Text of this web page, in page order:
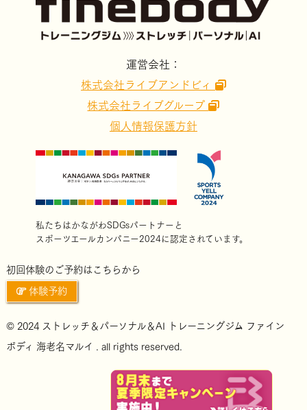
運営会社：
株式会社ライブアンドビィ
株式会社ライブグループ
個人情報保護方針
私たちはかながわSDGsパートナーと
スポーツエールカンパニー2024に認定されています。
初回体験のご予約はこちらから
体験予約
© 2024 ストレッチ＆パーソナル＆AI トレーニングジム ファイン
ボディ 海老名マルイ . all rights reserved.